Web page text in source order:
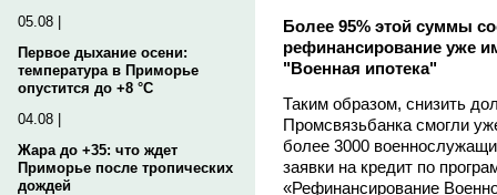
05.08 |
Первое дыхание осени:
температура в Приморье
опустится до +8 °C
04.08 |
Жара до +35: что ждет
Приморье после тропических
дождей
Более 95% этой суммы
рефинансирование уже
"Военная ипотека"
Таким образом, снизить
Промсвязьбанка смогли
более 3000
заявки на кредит по
«Рефинансирование